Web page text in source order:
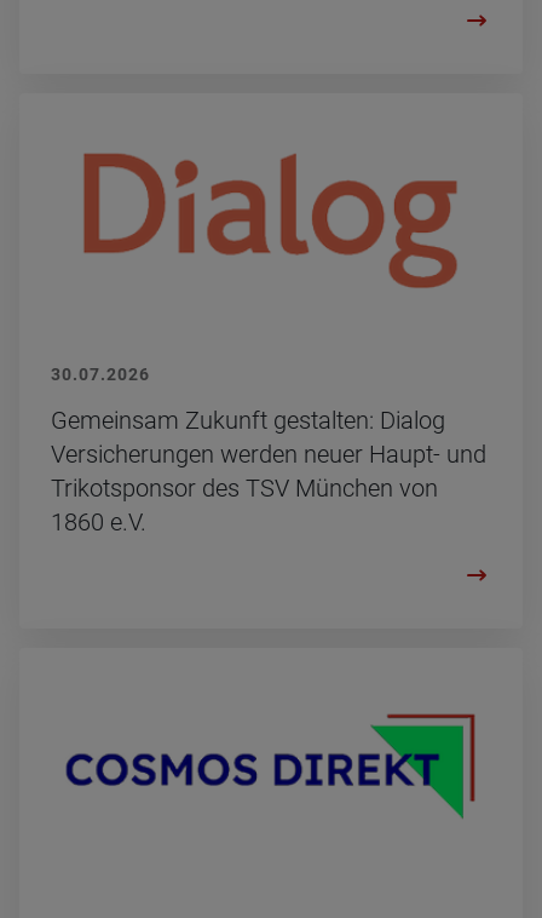
30.07.2026
Ge­mein­sam Zu­kunft ge­stal­ten: Dia­log
Ver­si­che­run­gen wer­den neuer Haupt- und
Tri­kot­spon­sor des TSV Mün­chen von
1860 e.V.